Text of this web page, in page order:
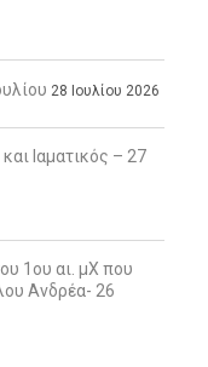
28 Ιουλίου 2026
Ιαματικός – 27
1ου αι. μΧ που
Ανδρέα- 26